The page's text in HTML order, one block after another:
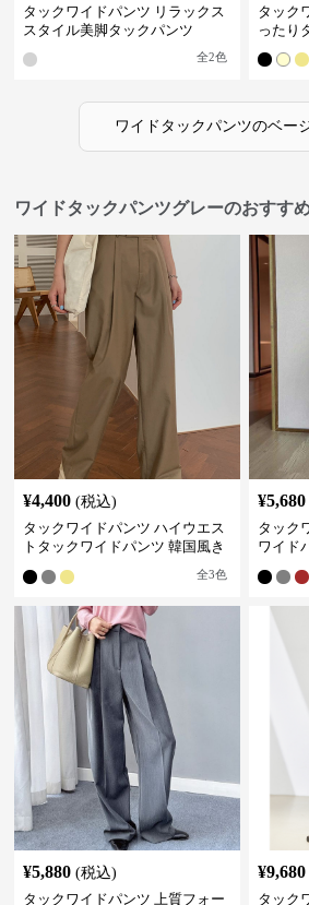
タックワイドパンツ リラックス
スタイル美脚タックパンツ
全2色
タック
ったり
ワイドタックパンツのベー
ワイドタックパンツグレーのおすす
¥4,400 (税込)
タックワイドパンツ ハイウエス
トタックワイドパンツ 韓国風き
全3色
¥5,680
タック
ワイド
¥5,880 (税込)
タックワイドパンツ 上質フォー
¥9,680
タック